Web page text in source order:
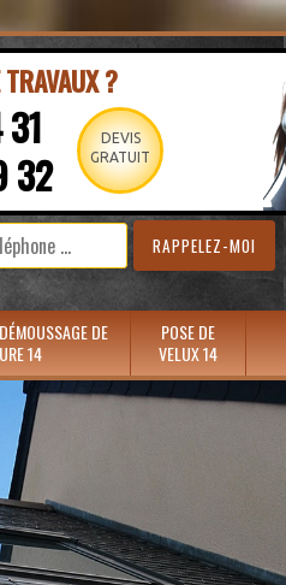
TRAVAUX ?
32
DEVIS
GRATUIT
DE
14
POSE DE
VELUX 14